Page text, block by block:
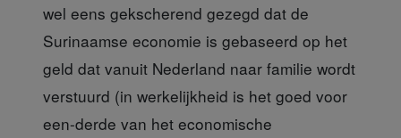
wel eens gekscherend gezegd dat de
Surinaamse economie is gebaseerd op het
geld dat vanuit Nederland naar familie wordt
verstuurd (in werkelijkheid is het goed voor
een-derde van het economische